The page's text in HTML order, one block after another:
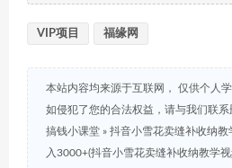
VIP项目 福缘网
本站内容均来源于互联网， 仅供个人
如侵犯了您的合法权益，请与我们联系
搞钱小课堂 » 抖音小雪花卖缝补收纳教
入3000+(抖音小雪花卖缝补收纳教学